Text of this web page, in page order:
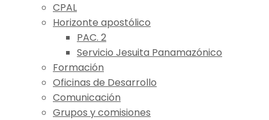
CPAL
Horizonte apostólico
PAC. 2
Servicio Jesuita Panamazónico
Formación
Oficinas de Desarrollo
Comunicación
Grupos y comisiones